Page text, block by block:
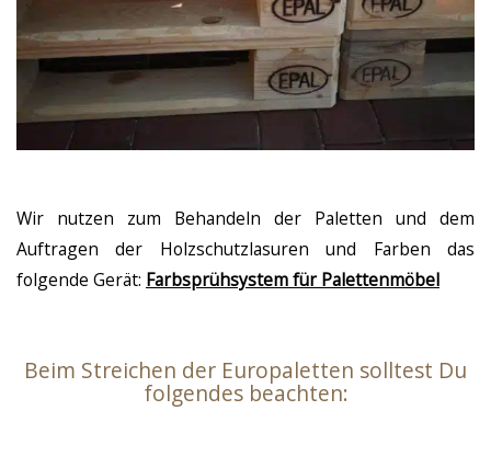
Wir nutzen zum Behandeln der Paletten und dem
Auftragen der Holzschutzlasuren und Farben das
folgende Gerät: Farbsprühsystem für Palettenmöbel
Beim Streichen der Europaletten solltest Du
folgendes beachten: